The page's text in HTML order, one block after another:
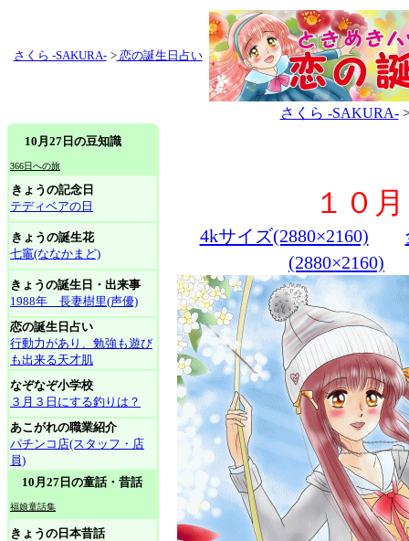
さくら -SAKURA- >恋の誕生日占い
さくら -SAKURA-
10月27日の豆知識
366日への旅
きょうの記念日
テディベアの日
きょうの誕生花
七竈(ななかまど)
きょうの誕生日・出来事
1988年 長妻樹里(声優)
恋の誕生日占い
行動力があり、勉強も遊び
も出来る天才肌
なぞなぞ小学校
３月３日にする釣りは？
あこがれの職業紹介
パチンコ店(スタッフ・店
員)
10月27日の童話・昔話
福娘童話集
きょうの日本昔話
１０
4kサイズ(2880×2160)
(2880×2160)